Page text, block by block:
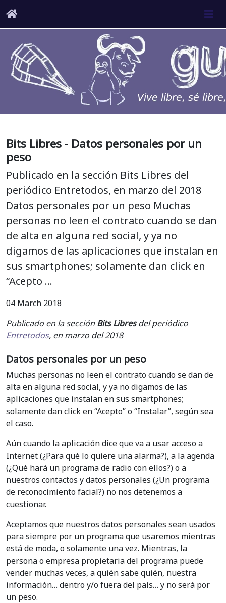
Bits Libres - Datos personales por un
peso
Publicado en la sección Bits Libres del
periódico Entretodos, en marzo del 2018
Datos personales por un peso Muchas
personas no leen el contrato cuando se dan
de alta en alguna red social, y ya no
digamos de las aplicaciones que instalan en
sus smartphones; solamente dan click en
“Acepto …
04 March 2018
Publicado en la secciónBits Libresdel periódico
Entretodos, en marzo del 2018
Datos personales por un peso
Muchas personas no leen el contrato cuando se dan de
alta en alguna red social, y ya no digamos de las
aplicaciones que instalan en sus smartphones;
solamente dan click en “Acepto” o “Instalar”, según sea
el caso.
Aún cuando la aplicación dice que va a usar acceso a
Internet (¿Para qué lo quiere una alarma?), a la agenda
(¿Qué hará un programa de radio con ellos?) o a
nuestros contactos y datos personales (¿Un programa
de reconocimiento facial?) no nos detenemos a
cuestionar.
Aceptamos que nuestros datos personales sean usados
para siempre por un programa que usaremos mientras
está de moda, o solamente una vez. Mientras, la
persona o empresa propietaria del programa puede
vender muchas veces, a quién sabe quién, nuestra
información… dentro y/o fuera del país… y no será por
un peso.